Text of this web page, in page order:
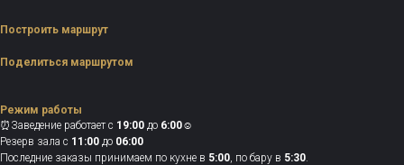
Построить маршрут
Поделиться маршрутом
Режим работы
⏰Заведение работает с 19:00 до 6:00☺️
Резерв зала с 11:00 до 06:00
Последние заказы принимаем по кухне в 5:00, по бару в 5:30.